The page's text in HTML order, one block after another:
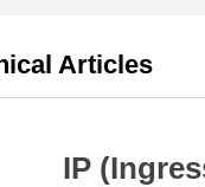
Articles
IP